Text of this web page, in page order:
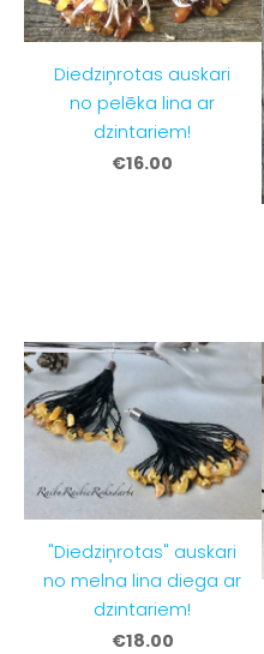
Diedziņrotas auskari
no pelēka lina ar
dzintariem!
€16.00
"Diedziņrotas" auskari
no melna lina diega ar
dzintariem!
€18.00